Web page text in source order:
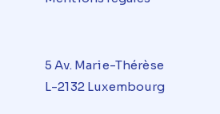
5 Av. Marie-Thérèse
L-2132 Luxembourg